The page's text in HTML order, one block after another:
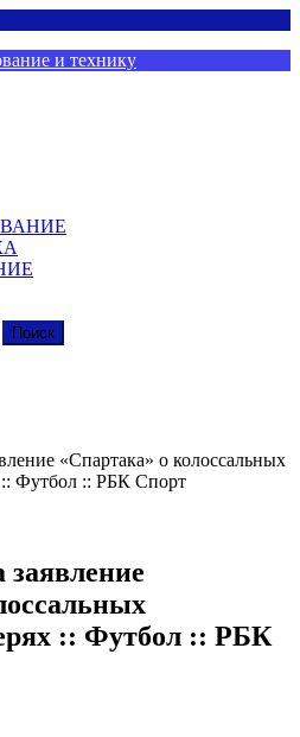
и технику
«Спартака» о колоссальных
Футбол :: РБК Спорт
:: Футбол :: РБК